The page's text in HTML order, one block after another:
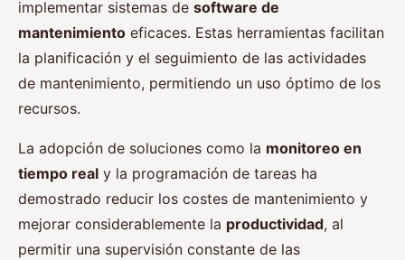
implementar sistemas de software de
mantenimiento eficaces. Estas herramientas facilitan
la planificación y el seguimiento de las actividades
de mantenimiento, permitiendo un uso óptimo de los
recursos.
La adopción de soluciones como la monitoreo en
tiempo real y la programación de tareas ha
demostrado reducir los costes de mantenimiento y
mejorar considerablemente la productividad, al
permitir una supervisión constante de las